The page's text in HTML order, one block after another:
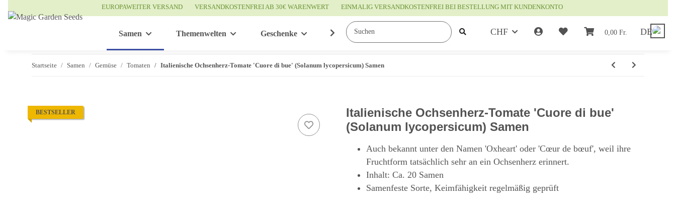
EUROPAWEITER VERSAND VERSANDKOSTENFREI AB 30€ WARENWERT EINMALIG VERSANDKOSTENFREI BEI BESTELLUNG MIT KUNDENKONTO
CHF 0,00 Fr. DE
Samen Themenwelten Geschenke Wissenswertes
Startseite Samen Gemüse Tomaten Italienische Ochsenherz-Tomate 'Cuore di bue' (Solanum lycopersicum) Samen
BESTSELLER
Italienische Ochsenherz-Tomate 'Cuore di bue'
(Solanum lycopersicum) Samen
Auch bekannt unter den Namen 'Oxheart' oder 'Cœur de bœuf', weil ihre
Fruchtform tatsächlich sehr an ein Ochsenherz erinnert.
Inhalt: Ca. 20 Samen
Samenfeste Sorte, Keimfähigkeit regelmäßig geprüft